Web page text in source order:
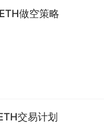
做空策略
交易计划